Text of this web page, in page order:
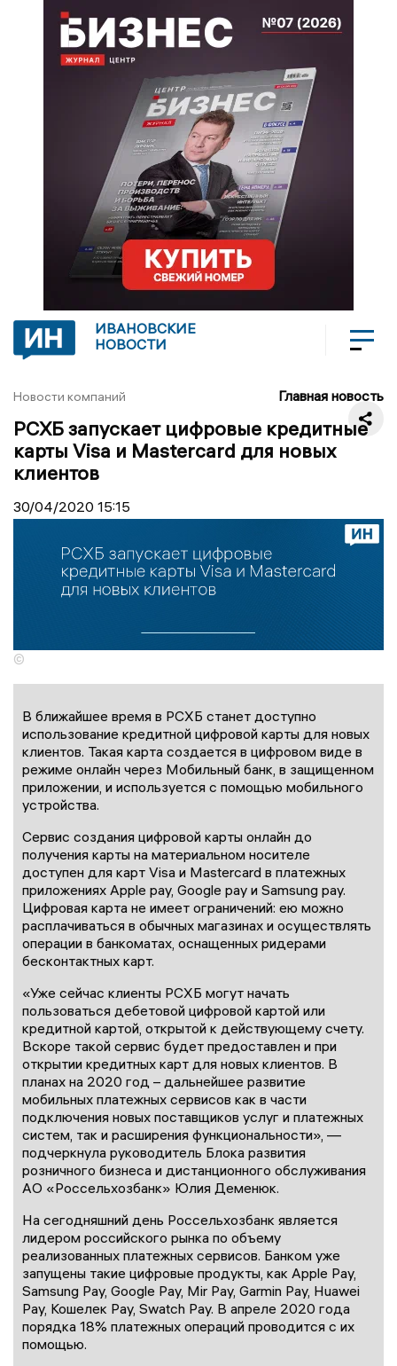
ИВАНОВСКИЕ
НОВОСТИ
Новости компаний Главная новость
РСХБ запускает цифровые кредитные
карты Visa и Mastercard для новых
клиентов
30/04/2020 15:15
©
В ближайшее время в РСХБ станет доступно
использование кредитной цифровой карты для новых
клиентов. Такая карта создается в цифровом виде в
режиме онлайн через Мобильный банк, в защищенном
приложении, и используется с помощью мобильного
устройства.
Сервис создания цифровой карты онлайн до
получения карты на материальном носителе
доступен для карт Visa и Mastercard в платежных
приложениях Apple pay, Google pay и Samsung pay.
Цифровая карта не имеет ограничений: ею можно
расплачиваться в обычных магазинах и осуществлять
операции в банкоматах, оснащенных ридерами
бесконтактных карт.
«Уже сейчас клиенты РСХБ могут начать
пользоваться дебетовой цифровой картой или
кредитной картой, открытой к действующему счету.
Вскоре такой сервис будет предоставлен и при
открытии кредитных карт для новых клиентов. В
планах на 2020 год – дальнейшее развитие
мобильных платежных сервисов как в части
подключения новых поставщиков услуг и платежных
систем, так и расширения функциональности», —
подчеркнула руководитель Блока развития
розничного бизнеса и дистанционного обслуживания
АО «Россельхозбанк» Юлия Деменюк.
На сегодняшний день Россельхозбанк является
лидером российского рынка по объему
реализованных платежных сервисов. Банком уже
запущены такие цифровые продукты, как Apple Pay,
Samsung Pay, Google Pay, Mir Pay, Garmin Pay, Huawei
Pay, Кошелек Pay, Swatch Pay. В апреле 2020 года
порядка 18% платежных операций проводится с их
помощью.